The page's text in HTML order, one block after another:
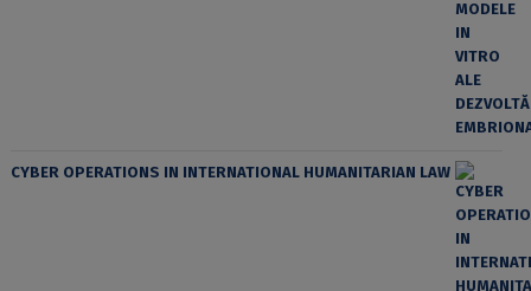
CYBER OPERATIONS IN INTERNATIONAL HUMANITARIAN LAW